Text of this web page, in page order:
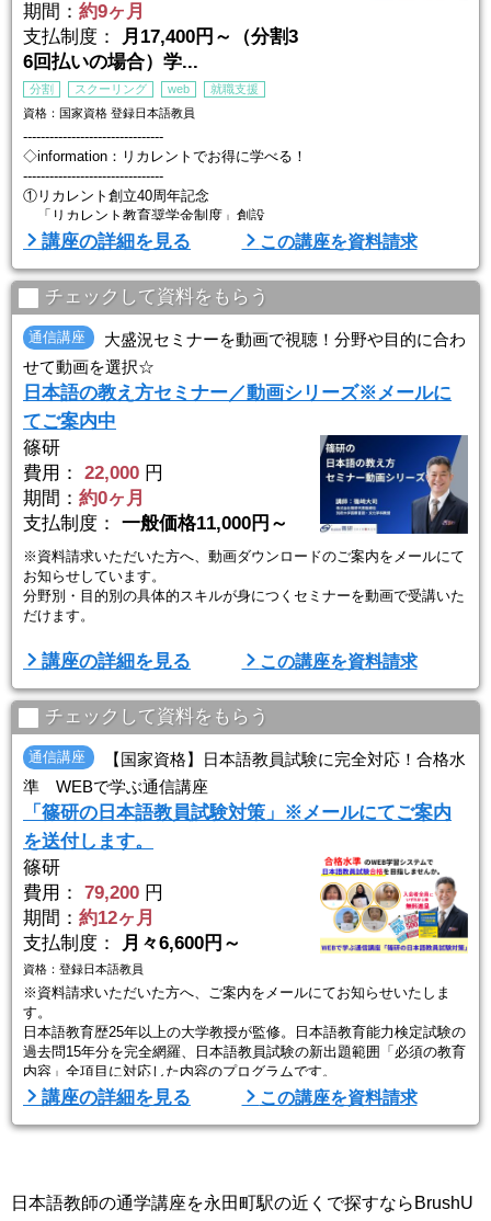
期間： 約9ヶ月
支払制度：
月17,400円～（分割3
6回払いの場合）学...
分割 スクーリング web
就職支援
資格：国家資格 登録日本語教員
--------------------------------
◇information：リカレントでお得に学べる！
--------------------------------
①リカレント創立40周年記念
「リカレント教育奨学金制度」創設
⇒養成講座の申込者全員に学費の20%が支給されます（返済不要）
②教育訓練給付金の対象
一定の条件を満たすと、学費の20%（最大10万円）が支給されます。
③試験対策講座60%OFF
養成講座と試験対策講座の同時申込で、試験対策講座の学費が ...
講座の詳細を見る この講座を資料請求
チェックして資料をもらう
通信講座
大盛況セミナーを動画で視聴！分野や目的に合わ
せて動画を選択☆
日本語の教え方セミナー／動画シリーズ※メールに
てご案内中
篠研
費用：
22,000 円
期間： 約0ヶ月
支払制度： 一般価格11,000円～
※資料請求いただいた方へ、動画ダウンロードのご案内をメールにて
お知らせしています。
分野別・目的別の具体的スキルが身につくセミナーを動画で受講いた
だけます。
動画（ストリーミング）はメールでURLをお送りいたします。ダウン
ロードはできません。また、講義資料等は、メールでURLをお送りし
ますので、ダウンロードをお願いいたします。
【動画ラインナップ】
〇「日本語能力試験N1対策指導法 －科目別指導のポイント－」
〇「日本語能力試験N2対策指導法 －科目別指導のポイント－」
〇「日本語能力試験 ...
講座の詳細を見る この講座を資料請求
チェックして資料をもらう
通信講座
【国家資格】日本語教員試験に完全対応！合格水
準 WEBで学ぶ通信講座
「篠研の日本語教員試験対策」※メールにてご案内
を送付します。
篠研
費用：
79,200 円
期間： 約12ヶ月
支払制度：
月々6,600円～
資格：登録日本語教員
※資料請求いただいた方へ、ご案内をメールにてお知らせいたしま
す。
日本語教育歴25年以上の大学教授が監修。日本語教育能力検定試験の
過去問15年分を完全網羅、日本語教員試験の新出題範囲「必須の教育
内容」全項目に対応した内容のプログラムです。
☆日本語教員試験の対策にも完全対応！
☆PC、スマホから受講OK！
K！
☆受講中も受講後も各種割引あり！
講座の詳細を見る この講座を資料請求
日本語教師の通学講座を永田町駅の近くで探すならBrushU